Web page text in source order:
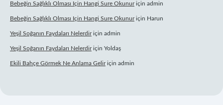
Bebeğin Sağlıklı Olması Için Hangi Sure Okunuriçin admin
Bebeğin Sağlıklı Olması Için Hangi Sure Okunuriçin Harun
Yeşil Soğanın Faydaları Nelerdiriçin admin
Yeşil Soğanın Faydaları Nelerdiriçin Yoldaş
Ekili Bahçe Görmek Ne Anlama Geliriçin admin